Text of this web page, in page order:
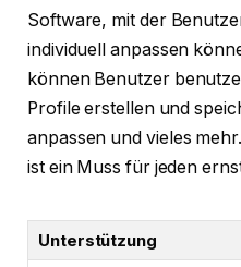
Software, mit der
individuell anpassen
können Benutzer
Profile erstellen und
anpassen und vieles
ist ein Muss für jeden
Unterstützung